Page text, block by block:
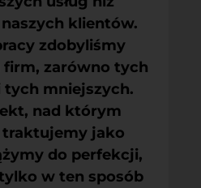
klientów.
zdobyliśmy
firm, zarówno tych
tych mniejszych.
nad którym
traktujemy jako
do perfekcji,
w ten sposób